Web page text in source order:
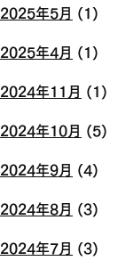
2025年5月 (1)
2025年4月 (1)
2024年11月 (1)
2024年10月 (5)
2024年9月 (4)
2024年8月 (3)
2024年7月 (3)